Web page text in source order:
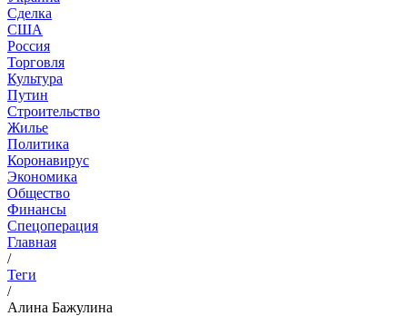
Сделка
США
Россия
Торговля
Культура
Путин
Строительство
Жилье
Политика
Коронавирус
Экономика
Общество
Финансы
Спецоперация
Главная
/
Теги
/
Алина Бажулина